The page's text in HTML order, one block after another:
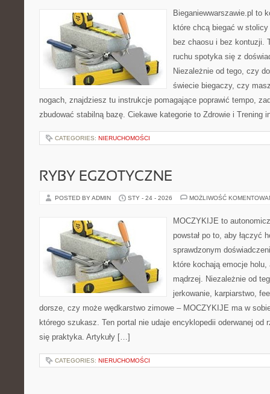
Bieganiewwarszawie.pl to
które chcą biegać w
bez chaosu i bez kontuzji.
ruchu spotyka się z
Niezależnie od tego, czy
świecie biegaczy, czy
nogach, znajdziesz tu instrukcje pomagające poprawić tempo,
zbudować stabilną bazę. Ciekawe kategorie to Zdrowie i Trening
CATEGORIES: NIERUCHOMOŚCI
RYBY EGZOTYCZNE
POSTED BY ADMIN STY - 24 - 2026 MOŻLIWOŚĆ
MOCZYKIJE to
powstał po to, aby łączyć
sprawdzonym
które kochają emocje
mądrzej. Niezależnie od
jerkowanie, karpiarstwo,
dorsze, czy może wędkarstwo zimowe – MOCZYKIJE ma w
którego szukasz. Ten portal nie udaje encyklopedii oderwanej
się praktyka. Artykuły […]
CATEGORIES: NIERUCHOMOŚCI